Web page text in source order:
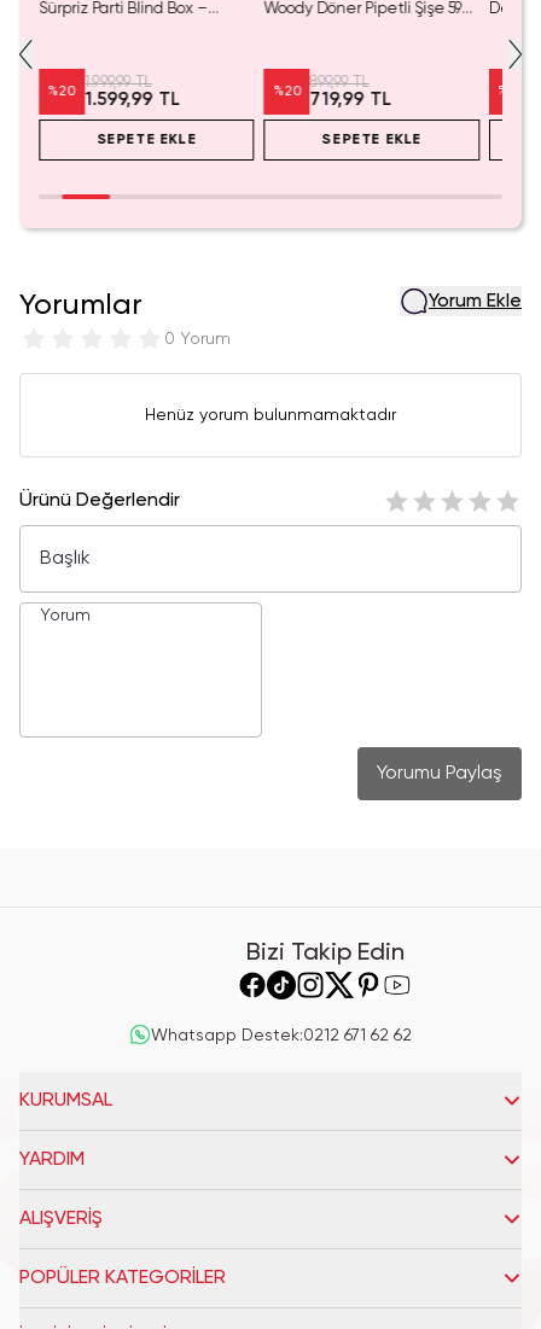
Sürpriz Parti Blind Box –
%20
1.999,99 TL
1.599,99 TL
SEPETE EKLE
Woody Döner Pipetli Şişe 590
%20
899,99 TL
719,99 TL
SEPETE EKLE
%
Yorumlar
0 Yorum
Yorum Ekle
Henüz yorum bulunmamaktadır
Ürünü Değerlendir
Yorumu Paylaş
Bizi Takip Edin
Whatsapp Destek:0212 671 62 62
KURUMSAL
YARDIM
ALIŞVERİŞ
POPÜLER KATEGORİLER